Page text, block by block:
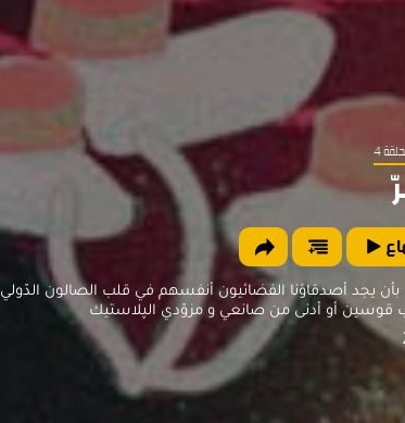
4
يجد أصدقاؤنا الفضائيون أنفسهم في قلب الصالون الدّولي
قوسين أو أدنى من صانعي و مزوّدي الپلاستيك